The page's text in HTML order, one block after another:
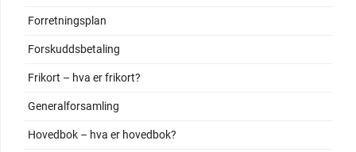
Forretningsplan
Forskuddsbetaling
Frikort – hva er frikort?
Generalforsamling
Hovedbok – hva er hovedbok?